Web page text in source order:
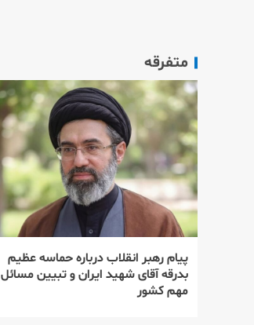
متفرقه
پیام رهبر انقلاب درباره حماسه عظیم
بدرقه آقای شهید ایران و تبیین مسائل
مهم کشور